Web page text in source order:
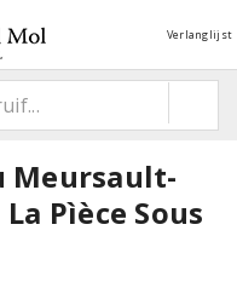
Verlanglijst
Meursault-
Pìèce Sous